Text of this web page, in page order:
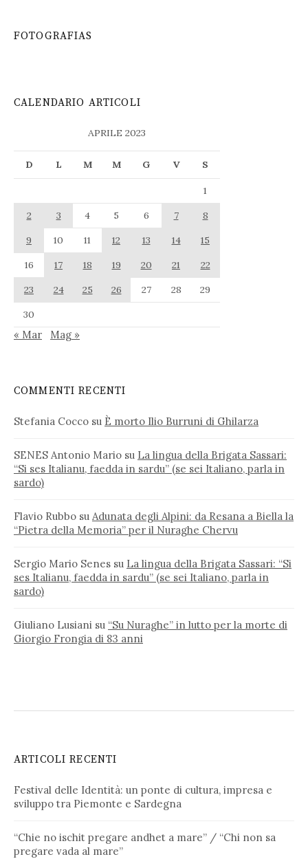
FOTOGRAFIAS
CALENDARIO ARTICOLI
APRILE 2023
D L M M G V S
1
2
3 4 5 6 7
8
9
10 11 12 13 14
15
16
17 18 19 20 21
22
23
24 25 26 27 28
29
30
« Mar Mag »
COMMENTI RECENTI
Stefania Cocco su È morto Ilio Burruni di Ghilarza
SENES Antonio Mario su La lingua della Brigata Sassari:
“Si ses Italianu, faedda in sardu” (se sei Italiano, parla in
sardo)
Flavio Rubbo su Adunata degli Alpini: da Resana a Biella la
“Pietra della Memoria” per il Nuraghe Chervu
Sergio Mario Senes su La lingua della Brigata Sassari: “Si
ses Italianu, faedda in sardu” (se sei Italiano, parla in
sardo)
Giuliano Lusiani su “Su Nuraghe” in lutto per la morte di
Giorgio Frongia di 83 anni
ARTICOLI RECENTI
Festival delle Identità: un ponte di cultura, impresa e
sviluppo tra Piemonte e Sardegna
“Chie no ischit pregare andhet a mare” / “Chi non sa
pregare vada al mare”